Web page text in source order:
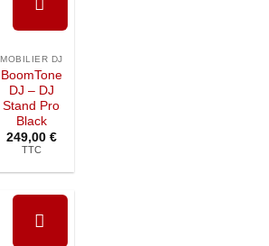
la liste de
souhaits
MOBILIER DJ
BoomTone
DJ – DJ
Stand Pro
Black
249,00 €
TTC